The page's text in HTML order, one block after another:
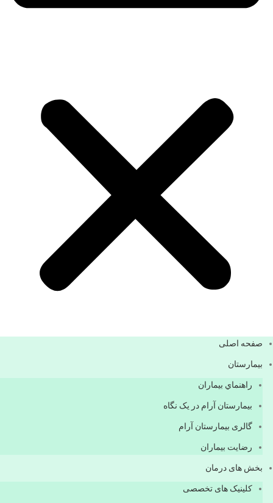
صفحه اصلی
بيمارستان
راهنماي بیماران
بیمارستان آرام در یک نگاه
گالری بیمارستان آرام
رضایت بیماران
بخش های درمان
کلینیک های تخصصی